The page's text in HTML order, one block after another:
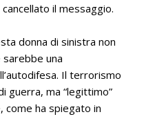
il messaggio.
donna di sinistra non
una
Il terrorismo
guerra, ma “legittimo”
come ha spiegato in